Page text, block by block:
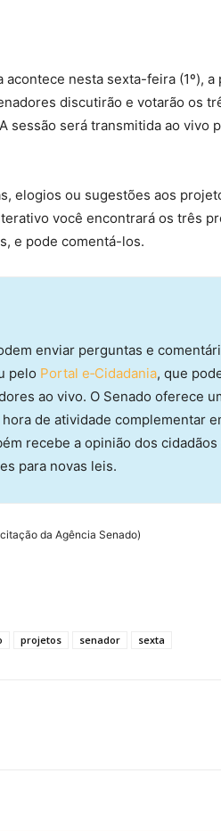
nesta sexta-feira (1º),
discutirão e votarão os
sessão será transmitida ao vivo
elogios ou sugestões aos
você encontrará os três
e pode comentá-los.
enviar perguntas e
pelo Portal e‑Cidadania, que
ao vivo. O Senado oferece
de atividade complementar
recebe a opinião dos
para novas leis.
da Agência Senado)
projetos senador sexta